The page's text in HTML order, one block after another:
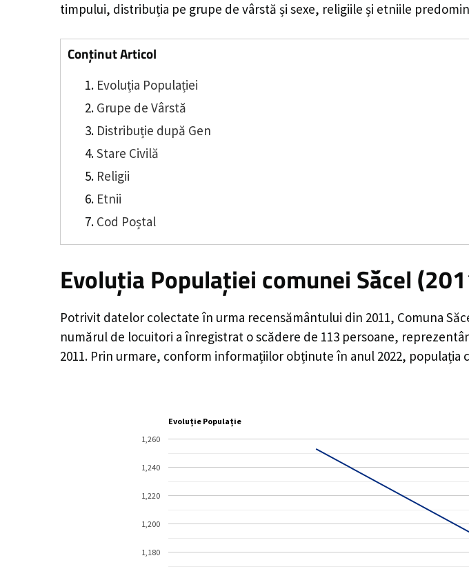
timpului, distribuția pe grupe de vârstă și sexe, religiile și etniile
Conținut Articol
Evoluția Populației
Grupe de Vârstă
Distribuție după Gen
Stare Civilă
Religii
Etnii
Cod Poștal
Evoluția Populației comunei Săcel
Potrivit datelor colectate în urma recensământului din 2011, Comuna
numărul de locuitori a înregistrat oscădere de 113 persoane,
2011. Prin urmare, conform informațiilor obținute în anul 2022, populația
Evoluție Populație
1,180
1,200
1,220
1,240
1,260